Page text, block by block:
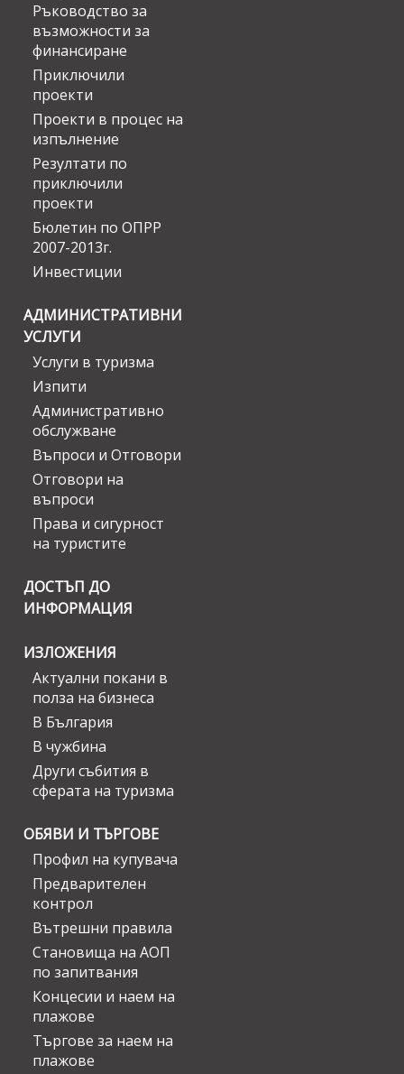
Ръководство за
възможности за
финансиране
Приключили
проекти
Проекти в процес на
изпълнение
Резултати по
приключили
проекти
Бюлетин по ОПРР
2007-2013г.
Инвестиции
АДМИНИСТРАТИВНИ
УСЛУГИ
Услуги в туризма
Изпити
Административно
обслужване
Въпроси и Отговори
Отговори на
въпроси
Права и сигурност
на туристите
ДОСТЪП ДО
ИНФОРМАЦИЯ
ИЗЛОЖЕНИЯ
Актуални покани в
полза на бизнеса
В България
В чужбина
Други събития в
сферата на туризма
ОБЯВИ И ТЪРГОВЕ
Профил на купувача
Предварителен
контрол
Вътрешни правила
Становища на АОП
по запитвания
Концесии и наем на
плажове
Търгове за наем на
плажове